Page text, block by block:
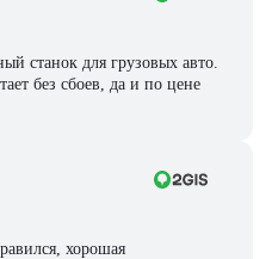
станок для грузовых авто.
без сбоев, да и по цене
хорошая